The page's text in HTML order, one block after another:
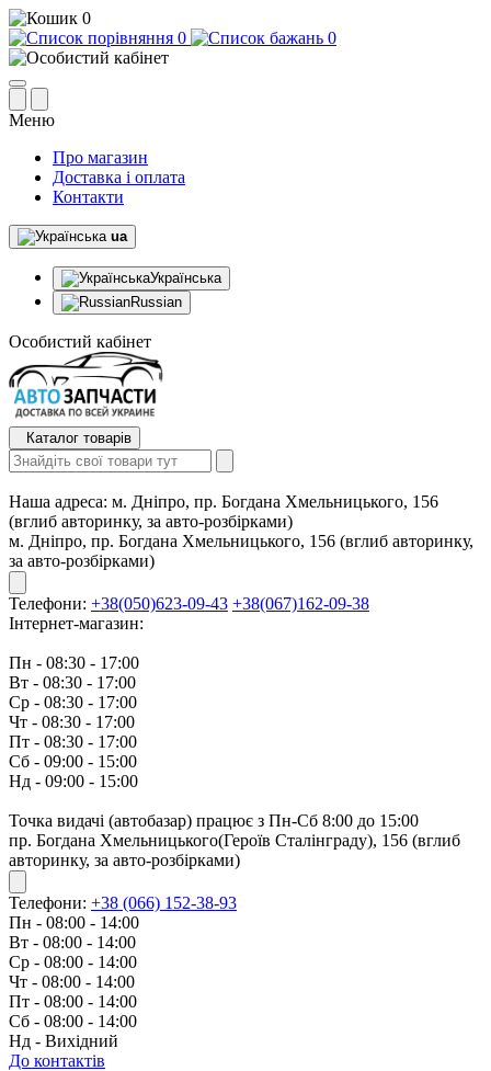
0
0
0
Меню
Про магазин
Доставка і оплата
Контакти
ua
Українська
Russian
Особистий кабінет
Каталог товарів
Наша адреса: м. Дніпро, пр. Богдана Хмельницького, 156
(вглиб авторинку, за авто-розбірками)
м. Дніпро, пр. Богдана Хмельницького, 156 (вглиб авторинку,
за авто-розбірками)
Телефони: +38(050)623-09-43 +38(067)162-09-38
Інтернет-магазин:
Пн - 08:30 - 17:00
Вт - 08:30 - 17:00
Ср - 08:30 - 17:00
Чт - 08:30 - 17:00
Пт - 08:30 - 17:00
Сб - 09:00 - 15:00
Нд - 09:00 - 15:00
Точка видачі (автобазар) працює з Пн-Сб 8:00 до 15:00
пр. Богдана Хмельницького(Героїв Сталінграду), 156 (вглиб
авторинку, за авто-розбірками)
Телефони: +38 (066) 152-38-93
Пн - 08:00 - 14:00
Вт - 08:00 - 14:00
Ср - 08:00 - 14:00
Чт - 08:00 - 14:00
Пт - 08:00 - 14:00
Сб - 08:00 - 14:00
Нд - Вихідний
До контактів